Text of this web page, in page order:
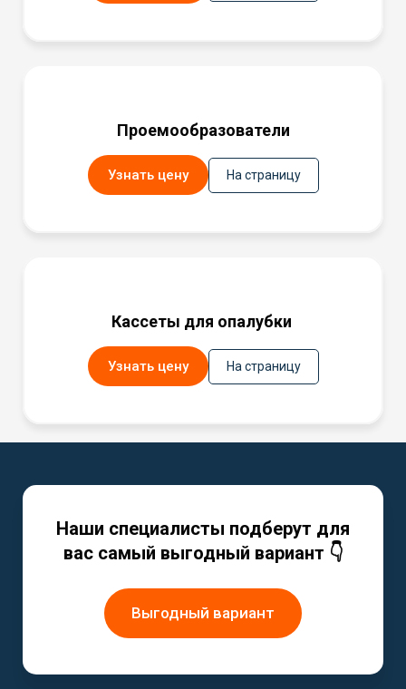
Проемообразователи
Узнать цену На страницу
Кассеты для опалубки
Узнать цену На страницу
Наши специалисты подберут для
вас самый выгодный вариант 👇
Выгодный вариант